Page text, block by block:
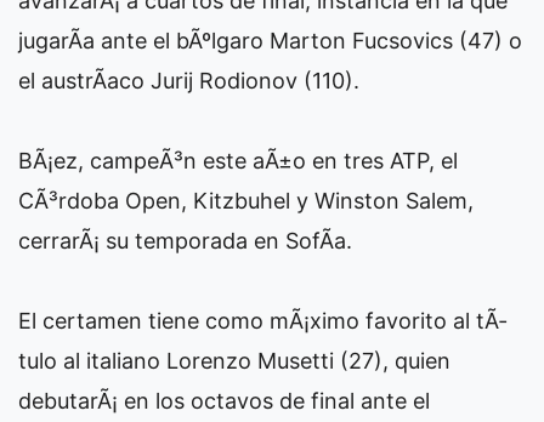
jugarÃ­a ante el bÃºlgaro Marton Fucsovics (47) o
el austrÃ­aco Jurij Rodionov (110).
BÃ¡ez, campeÃ³n este aÃ±o en tres ATP, el
CÃ³rdoba Open, Kitzbuhel y Winston Salem,
cerrarÃ¡ su temporada en SofÃ­a.
El certamen tiene como mÃ¡ximo favorito al tÃ­
tulo al italiano Lorenzo Musetti (27), quien
debutarÃ¡ en los octavos de final ante el